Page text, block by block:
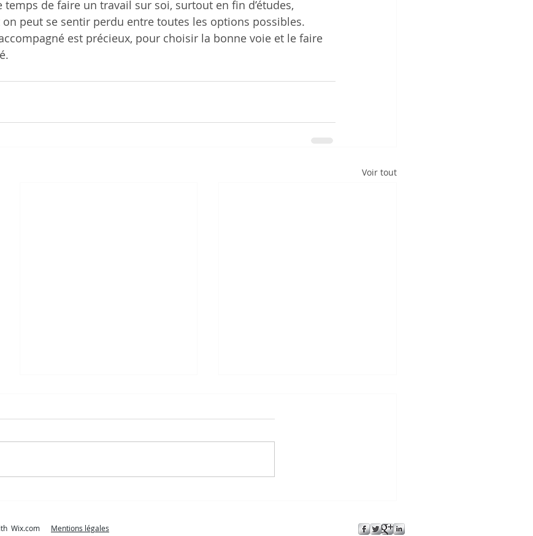
temps de faire un travail sur soi, surtout en fin d’études,
peut se sentir perdu entre toutes les options possibles.
est précieux, pour choisir la bonne voie et le faire
Voir tout
Wix.com Mentions légales